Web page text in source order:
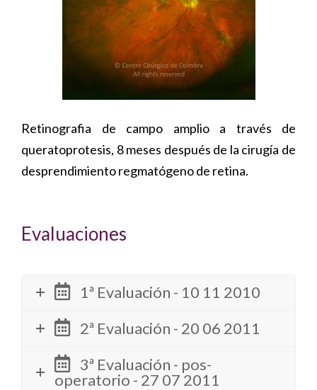
Retinografia de campo amplio a través de
queratoprotesis, 8 meses después de la cirugía de
desprendimiento regmatógeno de retina.
Evaluaciones
1ª Evaluación - 10 11 2010
2ª Evaluación - 20 06 2011
3ª Evaluación - pos-
operatorio - 27 07 2011